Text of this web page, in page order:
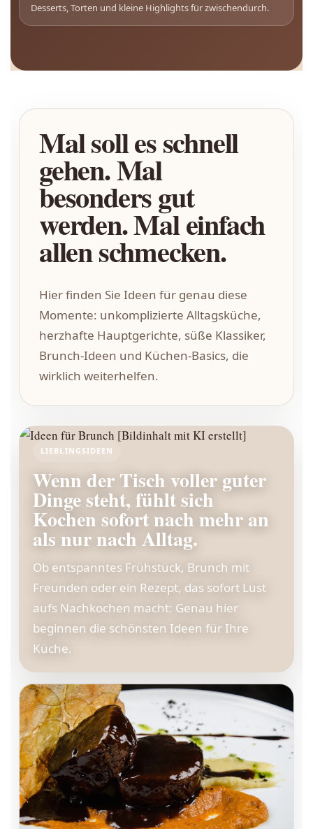
Desserts, Torten und kleine Highlights für zwischendurch.
Mal soll es schnell
gehen. Mal
besonders gut
werden. Mal einfach
allen schmecken.
Hier finden Sie Ideen für genau diese
Momente: unkomplizierte Alltagsküche,
herzhafte Hauptgerichte, süße Klassiker,
Brunch-Ideen und Küchen-Basics, die
wirklich weiterhelfen.
LIEBLINGSIDEEN
Wenn der Tisch voller guter
Dinge steht, fühlt sich
Kochen sofort nach mehr an
als nur nach Alltag.
Ob entspanntes Frühstück, Brunch mit
Freunden oder ein Rezept, das sofort Lust
aufs Nachkochen macht: Genau hier
beginnen die schönsten Ideen für Ihre
Küche.